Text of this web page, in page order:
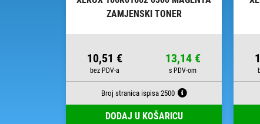
ZAMJENSKI TONER
10,51 € 13,14 €
Broj stranica ispisa 2500
DODAJ U KOŠARICU